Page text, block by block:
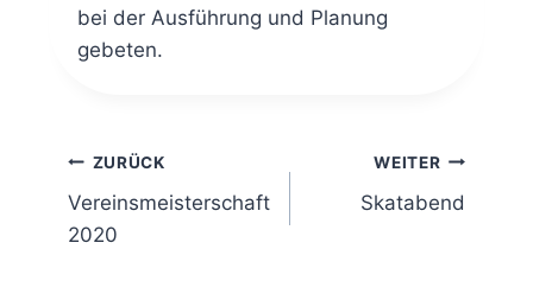
bei der Ausführung und Planung
gebeten.
Beitragsnavigation
ZURÜCK
Vereinsmeisterschaft
2020
WEITER
Skatabend